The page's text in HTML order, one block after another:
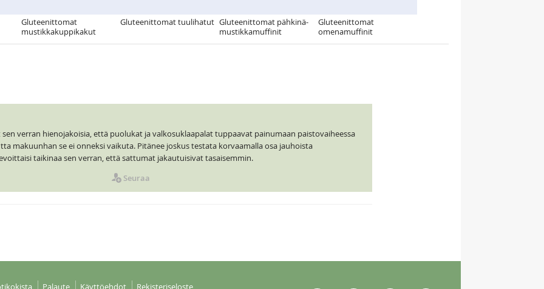
Gluteenittomat
mustikkakuppikakut
Gluteenittomat tuulihatut Gluteenittomat pähkinä-
mustikkamuffinit
Gluteenittomat
omenamuffinit
verran hienojakoisia, että puolukat ja valkosuklaapalat tuppaavat painumaan paistovaiheessa
makuunhan se ei onneksi vaikuta. Pitänee joskus testata korvaamalla osa jauhoista
taikinaa sen verran, että sattumat jakautuisivat tasaisemmin.
Seuraa
Palaute Käyttöehdot Rekisteriseloste